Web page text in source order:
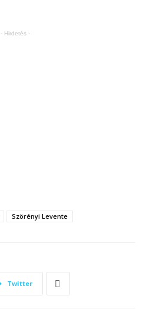
- Hirdetés -
Szörényi Levente
Twitter